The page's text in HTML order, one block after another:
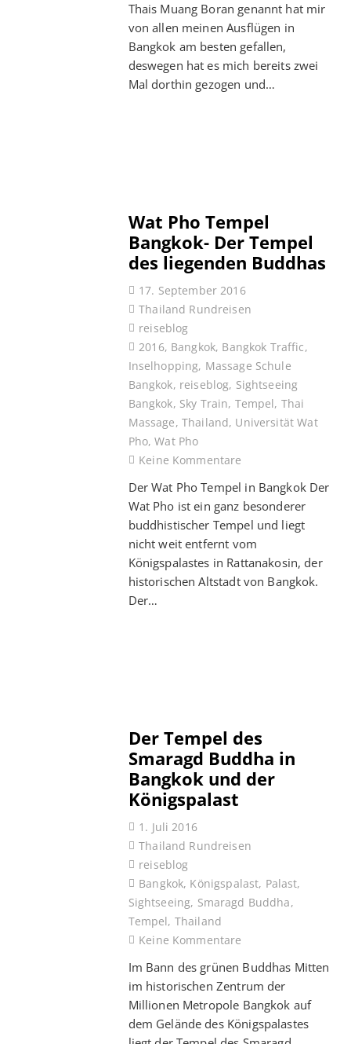
Thais Muang Boran genannt hat mir
von allen meinen Ausflügen in
Bangkok am besten gefallen,
deswegen hat es mich bereits zwei
Mal dorthin gezogen und…
Wat Pho Tempel
Bangkok- Der Tempel
des liegenden Buddhas
17. September 2016
Thailand Rundreisen
reiseblog
2016, Bangkok, Bangkok Traffic,
Inselhopping, Massage Schule
Bangkok, reiseblog, Sightseeing
Bangkok, Sky Train, Tempel, Thai
Massage, Thailand, Universität Wat
Pho,Wat Pho
Keine Kommentare
Der Wat Pho Tempel in Bangkok Der
Wat Pho ist ein ganz besonderer
buddhistischer Tempel und liegt
nicht weit entfernt vom
Königspalastes in Rattanakosin, der
historischen Altstadt von Bangkok.
Der…
Der Tempel des
Smaragd Buddha in
Bangkok und der
Königspalast
1. Juli 2016
Thailand Rundreisen
reiseblog
Bangkok, Königspalast, Palast,
Sightseeing, Smaragd Buddha,
Tempel, Thailand
Keine Kommentare
Im Bann des grünen Buddhas Mitten
im historischen Zentrum der
Millionen Metropole Bangkok auf
dem Gelände des Königspalastes